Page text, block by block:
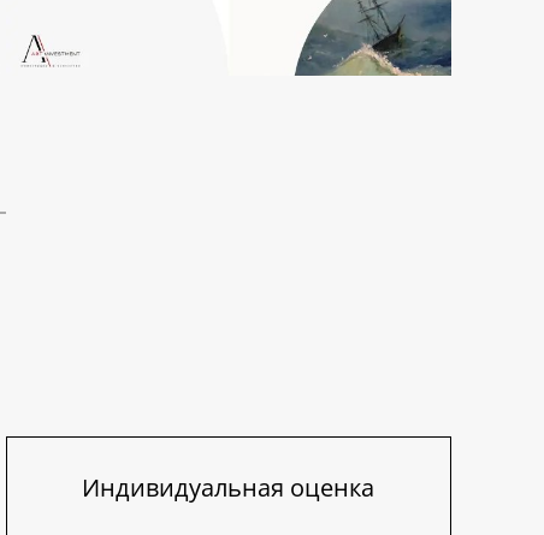
Индивидуальная оценка